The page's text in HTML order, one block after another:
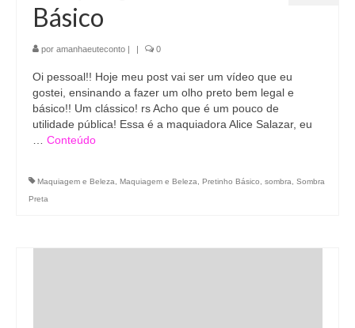
Básico
por amanhaeuteconto | | 0
Oi pessoal!! Hoje meu post vai ser um vídeo que eu
gostei, ensinando a fazer um olho preto bem legal e
básico!! Um clássico! rs Acho que é um pouco de
utilidade pública! Essa é a maquiadora Alice Salazar, eu
Conteúdo
Maquiagem e Beleza Maquiagem e Beleza Pretinho Básico sombra
Sombra
Preta